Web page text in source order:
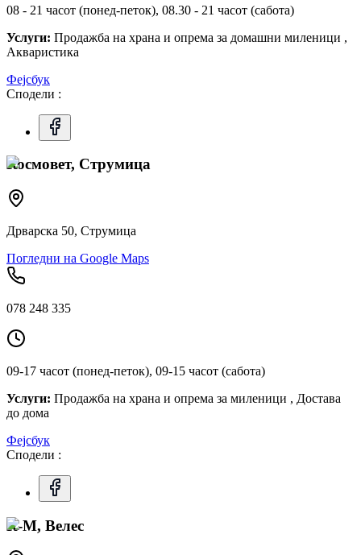
08 - 21 часот (понед-петок), 08.30 - 21 часот (сабота)
Услуги: Продажба на храна и опрема за домашни миленици ,
Акваристика
Фејсбук
Сподели :
Космовет, Струмица
Дрварска 50, Струмица
Погледни на Google Maps
078 248 335
09-17 часот (понед-петок), 09-15 часот (сабота)
Услуги: Продажба на храна и опрема за миленици , Достава
до дома
Фејсбук
Сподели :
К-М, Велес